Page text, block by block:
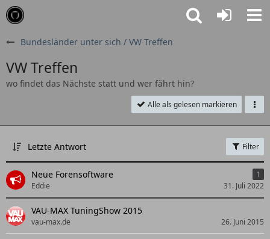
Bundesländer unter sich / VW Treffen
VW Treffen
wo findet das Nächste statt und wer fährt hin?
Alle als gelesen markieren
Letzte Antwort Filter
Neue Forensoftware
1
Eddie
31. Juli 2022
VAU-MAX TuningShow 2015
vau-max.de 26. Juni 2015